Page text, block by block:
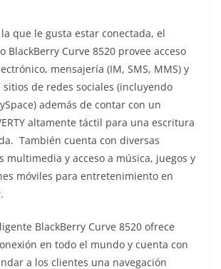
que le gusta estar conectada, el
BlackBerry Curve 8520 provee acceso
mensajería (IM, SMS, MMS) y
de redes sociales (incluyendo
además de contar con un
altamente táctil para una escritura
También cuenta con diversas
multimedia y acceso a música, juegos y
móviles para entretenimiento en
BlackBerry Curve 8520 ofrece
en todo el mundo y cuenta con
a los clientes una navegación